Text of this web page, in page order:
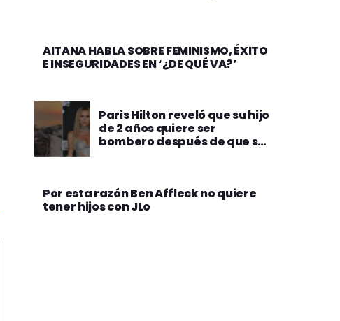
AITANA HABLA SOBRE FEMINISMO, ÉXITO
E INSEGURIDADES EN ‘¿DE QUÉ VA?’
Paris Hilton reveló que su hijo
de 2 años quiere ser
bombero después de que su
Por esta razón Ben Affleck no quiere
tener hijos con JLo